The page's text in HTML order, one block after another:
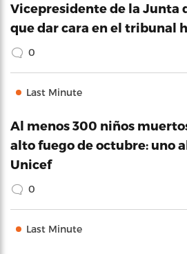
Vicepresidente de la Junta
que dar cara en el tribunal
0
Last Minute
Al menos 300 niños
alto fuego de octubre: uno
Unicef
0
Last Minute